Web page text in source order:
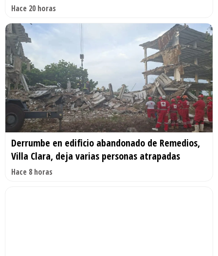
Hace 20 horas
Derrumbe en edificio abandonado de Remedios,
Villa Clara, deja varias personas atrapadas
Hace 8 horas